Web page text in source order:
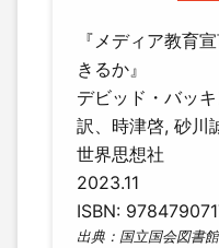
『メディア教育
きるか』
デビッド・バッ
訳、時津啓, 砂川
世界思想社
2023.11
ISBN:
出典：国立国会図書